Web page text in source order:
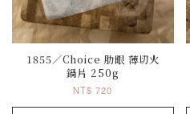
1855／Choice 肋眼 薄切火
鍋片 250g
NT$ 720